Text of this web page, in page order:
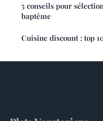
5 conseils pour
baptême
Cuisine discount : top